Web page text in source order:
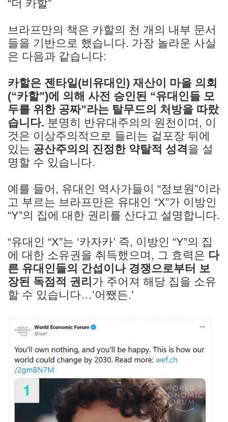
“더 카할”
브라프만의 책은 카할의 천 개의 내부 문서
들을 기반으로 했습니다. 가장 놀라운 사실
은 다음과 같습니다:
카할은 젠타일(비유대인) 재산이 마을 의회
(“카할”)에 의해 사전 승인된 “유대인들 모
두를 위한 공짜”라는 탈무드의 처방을 따랐
습니다. 분명히 반유대주의의 원천이며, 이
것은 이상주의적으로 들리는 겉포장 뒤에
있는 공산주의의 진정한 약탈적 성격을 설
명할 수 있습니다.
예를 들어, 유대인 역사가들이 “정보원”이라
고 부르는 브라프만은 유대인 “X”가 이방인
“Y”의 집에 대한 권리를 산다고 설명합니다.
“유대인 “X”는 ‘카자카’ 즉, 이방인 “Y”의 집
에 대한 소유권을 취득했으며, 그 효력은 다
른 유대인들의 간섭이나 경쟁으로부터 보
장된 독점적 권리 가 주어져 해당 집을 소유
할 수 있습니다…’어쨌든.’